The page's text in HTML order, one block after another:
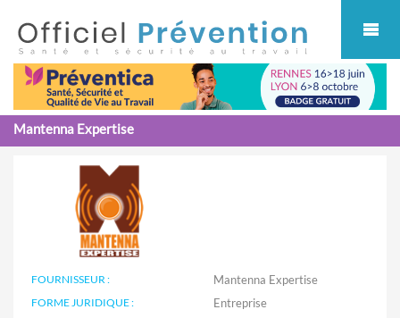
Mantenna Expertise
FOURNISSEUR : Mantenna Expertise
FORME JURIDIQUE : Entreprise